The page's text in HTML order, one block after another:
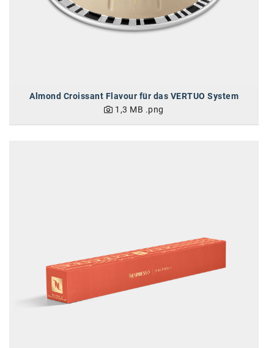
Almond Croissant Flavour für das VERTUO System
1,3 MB .png